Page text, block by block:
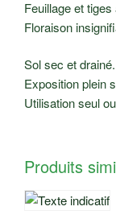
Feuillage et
Floraison
Sol sec et drainé.
Exposition plein
Utilisation seul
Produits